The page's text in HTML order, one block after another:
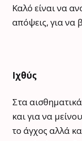
Καλό είναι να
απόψεις, για να
Ιχθύς
Στα
και για να
το άγχος αλλά